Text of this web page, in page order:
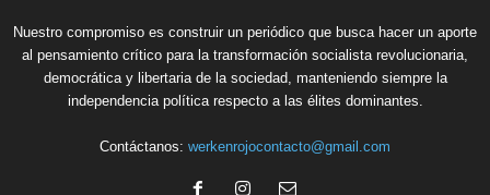
Nuestro compromiso es construir un periódico que busca hacer un aporte
al pensamiento crítico para la transformación socialista revolucionaria,
democrática y libertaria de la sociedad, manteniendo siempre la
independencia política respecto a las élites dominantes.
Contáctanos: werkenrojocontacto@gmail.com